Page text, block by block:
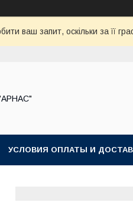
ваш запит, оскільки за її
"АРНАС"
УСЛОВИЯ ОПЛАТЫ И